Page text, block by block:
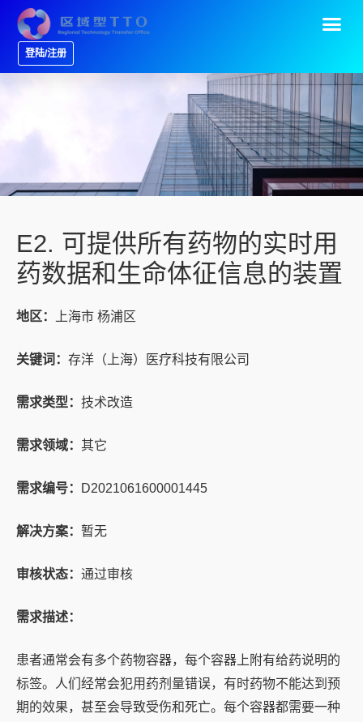
登陆/注册
E2. 可提供所有药物的实时用
药数据和生命体征信息的装置
地区： 上海市 杨浦区
关键词： 存洋（上海）医疗科技有限公司
需求类型： 技术改造
需求领域： 其它
需求编号： D2021061600001445
解决方案： 暂无
审核状态： 通过审核
需求描述：
患者通常会有多个药物容器，每个容器上附有给药说明的
标签。人们经常会犯用药剂量错误，有时药物不能达到预
期的效果，甚至会导致受伤和死亡。每个容器都需要一种